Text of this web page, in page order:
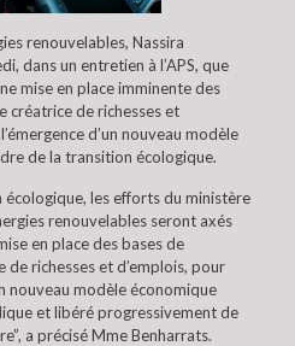
renouvelables, Nassira
dans un entretien à l’APS, que
mise en place imminente des
créatrice de richesses et
d’un nouveau modèle
de la transition écologique.
écologique, les efforts du ministère
renouvelables seront axés
en place des bases de
de richesses et d’emplois, pour
nouveau modèle économique
et libéré progressivement de
a précisé Mme Benharrats.